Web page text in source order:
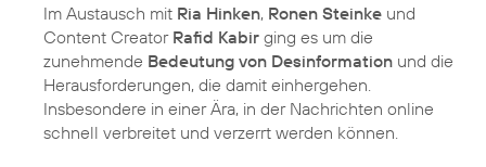
Im Austausch mit Ria Hinken, Ronen Steinke und
Content Creator Rafid Kabir ging es um die
zunehmende Bedeutung von Desinformation und die
Herausforderungen, die damit einhergehen.
Insbesondere in einer Ära, in der Nachrichten online
schnell verbreitet und verzerrt werden können.